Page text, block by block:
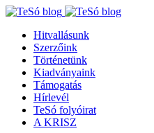
Hitvallásunk
Szerzőink
Történetünk
Kiadványaink
Támogatás
Hírlevél
TeSó folyóirat
A KRISZ